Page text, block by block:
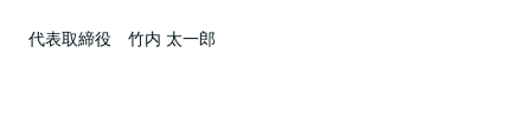
代表取締役 竹内 太一郎